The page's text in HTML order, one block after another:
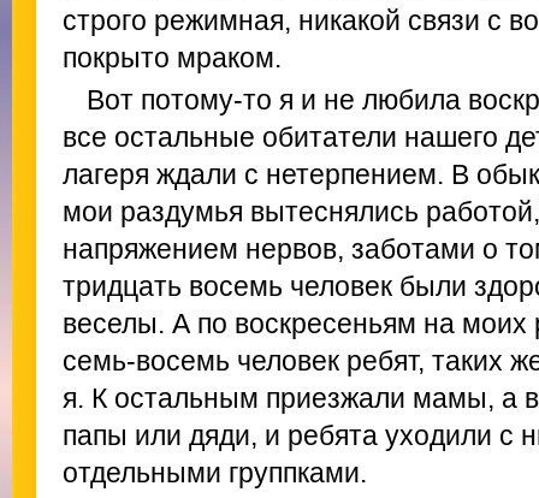
строго режимная, никакой связи с
покрыто мраком.
Вот потому-то я и не любила
все остальные обитатели нашего
лагеря ждали с нетерпением. В
мои раздумья вытеснялись
напряжением нервов, заботами о
тридцать восемь человек были
веселы. А по воскресеньям на моих
семь-восемь человек ребят, таких
я. К остальным приезжали мамы, а
папы или дяди, и ребята уходили с
отдельными группками.